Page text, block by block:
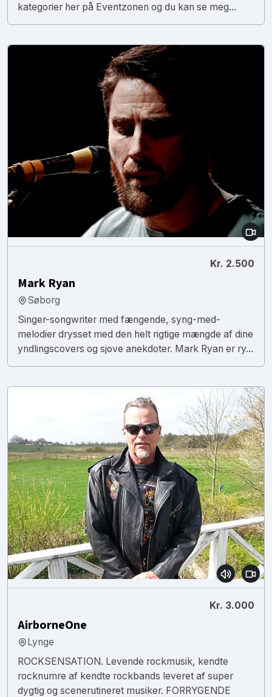
kategorier her på Eventzonen og du kan se meg...
Kr. 2.500
Mark Ryan
Søborg
Singer-songwriter med fængende, syng-med-
melodier drysset med den helt rigtige mængde af dine
yndlingscovers og sjove anekdoter. Mark Ryan er ry...
Kr. 3.000
AirborneOne
Lynge
ROCKSENSATION. Levende rockmusik, kendte
rocknumre af kendte rockbands leveret af super
dygtig og scenerutineret musiker. FORRYGENDE